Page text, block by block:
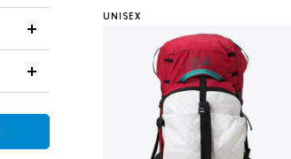
UNISEX